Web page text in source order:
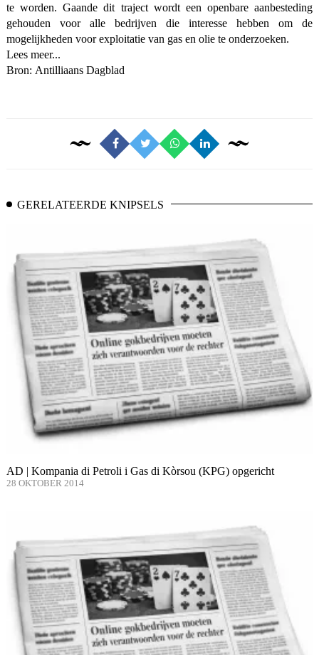
te worden. Gaande dit traject wordt een openbare aanbesteding
gehouden voor alle bedrijven die interesse hebben om de
mogelijkheden voor exploitatie van gas en olie te onderzoeken.
Lees meer...
Bron: Antilliaans Dagblad
GERELATEERDE KNIPSELS
AD | Kompania di Petroli i Gas di Kòrsou (KPG) opgericht
28 OKTOBER 2014